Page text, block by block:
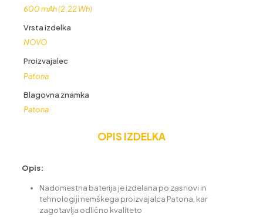
600 mAh (2,22 Wh)
Vrsta izdelka
NOVO
Proizvajalec
Patona
Blagovna znamka
Patona
OPIS IZDELKA
Opis:
Nadomestna baterija je izdelana po zasnovi in
tehnologiji nemškega proizvajalca Patona, kar
zagotavlja odlično kvaliteto